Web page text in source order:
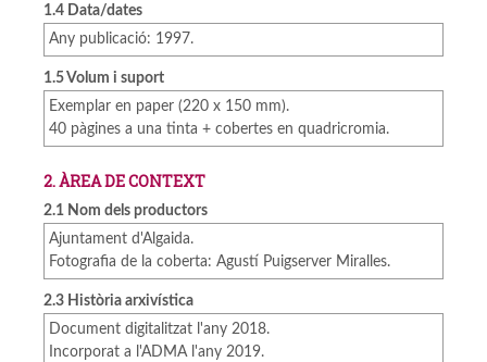
1.4 Data/dates
Any publicació: 1997.
1.5 Volum i suport
Exemplar en paper (220 x 150 mm).
40 pàgines a una tinta + cobertes en quadricromia.
2. ÀREA DE CONTEXT
2.1 Nom dels productors
Ajuntament d'Algaida.
Fotografia de la coberta: Agustí Puigserver Miralles.
2.3 Història arxivística
Document digitalitzat l'any 2018.
Incorporat a l'ADMA l'any 2019.